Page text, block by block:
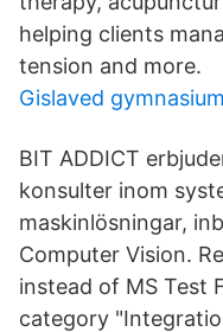
helping clients
tension and more.
Gislaved
BIT ADDICT
konsulter inom
maskinlösningar,
Computer Vision.
instead of MS Test
category